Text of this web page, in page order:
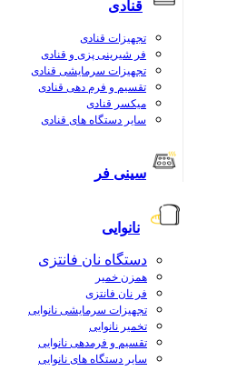
قنادی
تجهیزات قنادی
فر شیرینی پزی و قنادی
تجهیزات سرمایشی قنادی
تقسیم و فرم دهی قنادی
میکسر قنادی
سایر دستگاه های قنادی
سینی فر
نانوایی
دستگاه نان فانتزی
همزن خمیر
فر نان فانتزی
تجهیزات سرمایشی نانوایی
تخمیر نانوایی
تقسیم و فرمدهی نانوایی
سایر دستگاه های نانوایی